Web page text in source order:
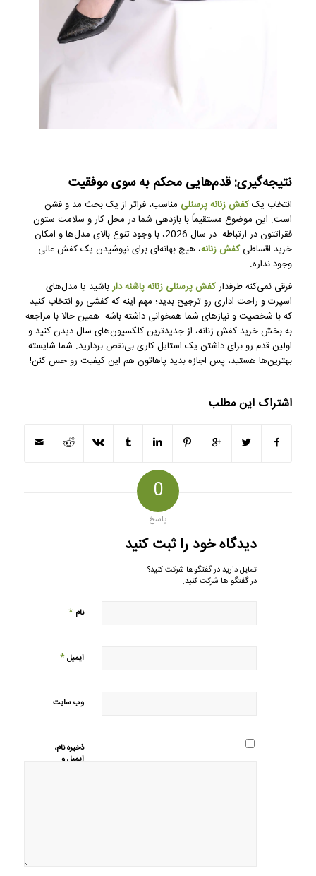
نتیجه‌گیری: قدم‌هایی محکم به سوی موفقیت
انتخاب یککفش زنانه پرسنلی مناسب، فراتر از یک بحث مد و فشن
است. این موضوع مستقیماً با بازدهی شما در محل کار و سلامت ستون
فقراتتون در ارتباطه. در سال 2026، با وجود تنوع بالای مدل‌ها و امکان
خرید اقساطیکفش زنانه، هیچ بهانه‌ای برای نپوشیدن یک کفش عالی
وجود نداره.
فرقی نمی‌کنه طرفدارکفش پرسنلی زنانه پاشنه دارباشید یا مدل‌های
اسپرت و راحت اداری رو ترجیح بدید؛ مهم اینه که کفشی رو انتخاب کنید
که با شخصیت و نیازهای شما همخوانی داشته باشه. همین حالا با مراجعه
به بخش خرید کفش زنانه، از جدیدترین کلکسیون‌های سال دیدن کنید و
اولین قدم رو برای داشتن یک استایل کاری بی‌نقص بردارید. شما شایسته
بهترین‌ها هستید، پس اجازه بدید پاهاتون هم این کیفیت رو حس کنن!
اشتراک این مطلب
0
پاسخ
دیدگاه خود را ثبت کنید
تمایل دارید در گفتگوها شرکت کنید؟
در گفتگو ها شرکت کنید.
نام *
ایمیل*
وب‌ سایت
ذخیره نام،
ایمیل و